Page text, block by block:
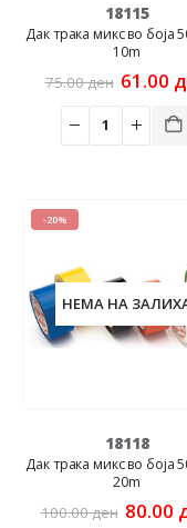
18115
Дак трака микс во боја
10m
75.00ден
was:
75.00
61.00
-20%
НЕМА НА
18118
Дак трака микс во боја
20m
100.00ден 80.00